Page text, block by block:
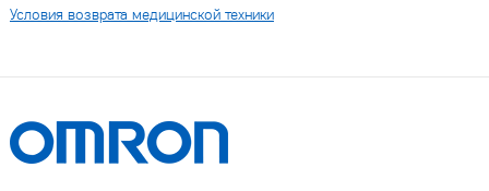
Условия возврата медицинской техники